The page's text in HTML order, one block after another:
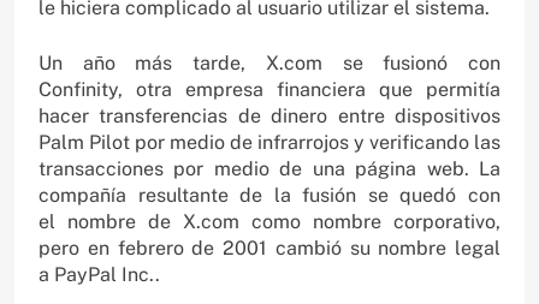
le hiciera complicado al usuario utilizar el sistema.
Un año más tarde, X.com se fusionó con
Confinity, otra empresa financiera que permitía
hacer transferencias de dinero entre dispositivos
Palm Pilot por medio de infrarrojos y verificando las
transacciones por medio de una página web. La
compañía resultante de la fusión se quedó con
el nombre de X.com como nombre corporativo,
pero en febrero de 2001 cambió su nombre legal
a PayPal Inc..